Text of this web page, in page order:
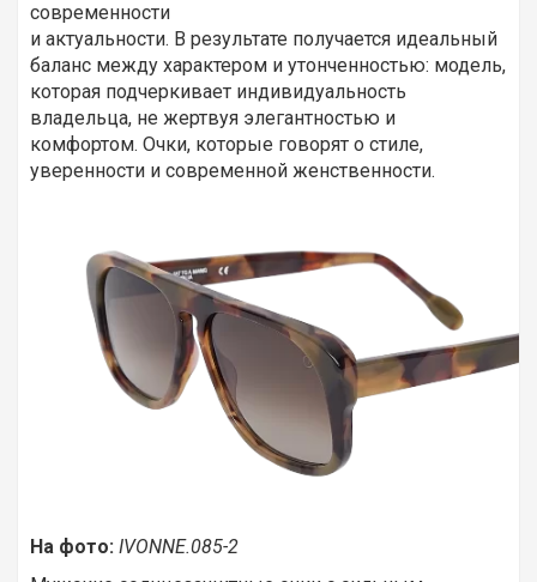
современности
и актуальности. В результате получается идеальный
баланс между характером и утонченностью: модель,
которая подчеркивает индивидуальность
владельца, не жертвуя элегантностью и
комфортом. Очки, которые говорят о стиле,
уверенности и современной женственности.
На фото: IVONNE.085-2